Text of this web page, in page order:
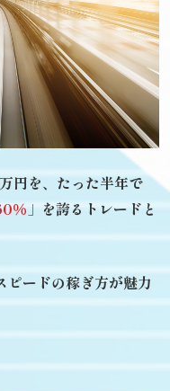
円を、たった半年で
％」 を誇るトレードと
ピードの稼ぎ方が魅力